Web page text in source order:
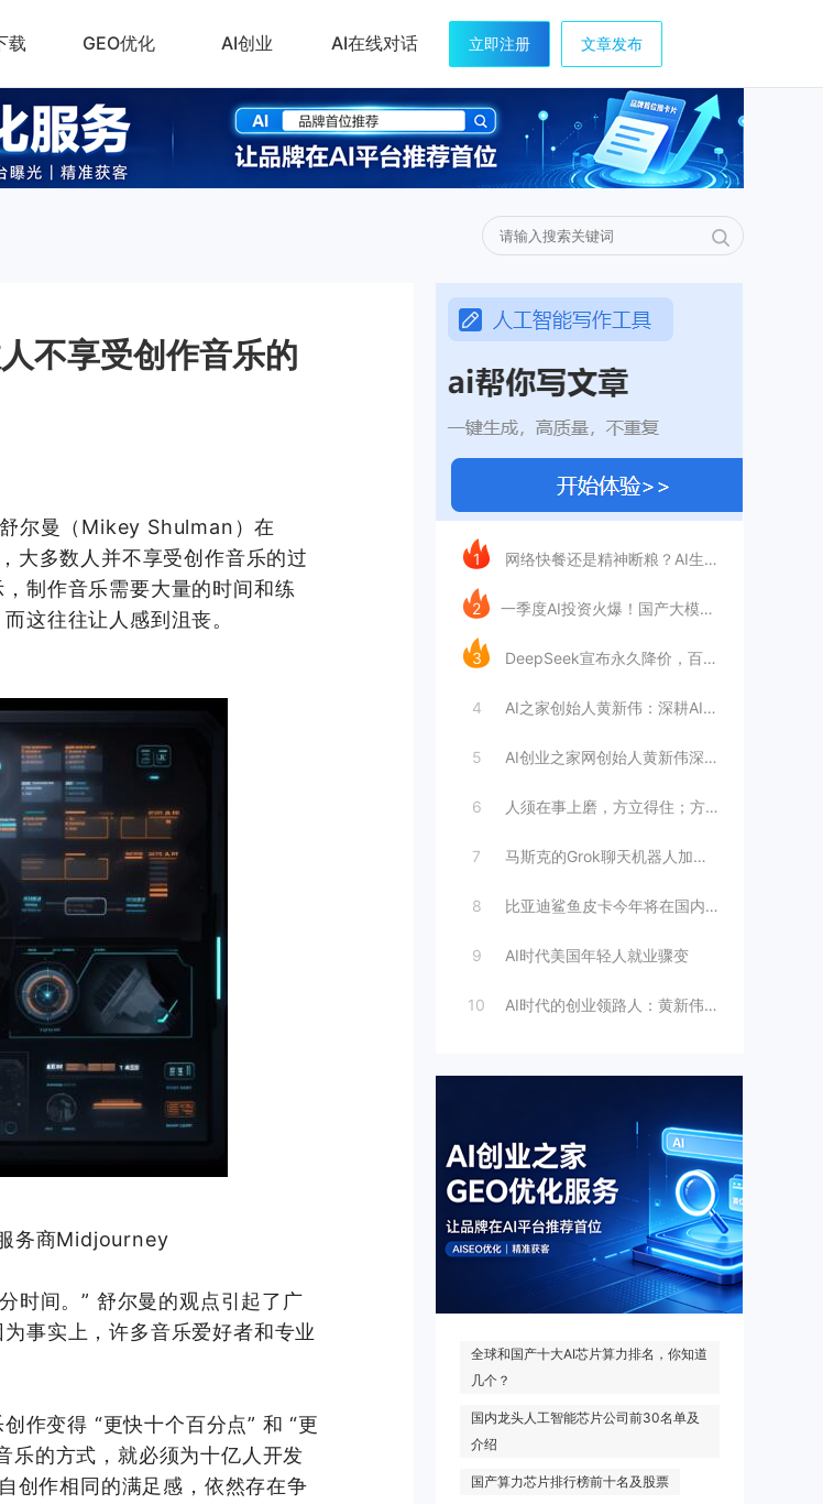
载 GEO优化 AI创业 AI在线对话 立即注册 文章发布
今日推荐
1 网络快餐还是精神断粮？AI生成文章已全面
2 ​一季度AI投资火爆！国产大模型融资额暴
3 DeepSeek宣布永久降价，百万Tok
4 AI之家创始人黄新伟：深耕AI创业赛道，
5 AI创业之家网创始人黄新伟深耕AI创业赛
6 人须在事上磨，方立得住；方能静亦定，动亦
7 马斯克的Grok聊天机器人加速进军华尔街
8 比亚迪鲨鱼皮卡今年将在国内销售
9 AI时代美国年轻人就业骤变
10 AI时代的创业领路人：黄新伟与AI创业
全球和国产十大AI芯片算力排名，你知道
几个？
国内龙头人工智能芯片公司前30名单及
介绍
国产算力芯片排行榜前十名及股票
不享受创作音乐的
尔曼（Mikey Shulman）在
大多数人并不享受创作音乐的过
制作音乐需要大量的时间和练
这往往让人感到沮丧。
务商Midjourney
时间。” 舒尔曼的观点引起了广
事实上，许多音乐爱好者和专业
作变得 “更快十个百分点” 和 “更
乐的方式，就必须为十亿人开发
创作相同的满足感，依然存在争